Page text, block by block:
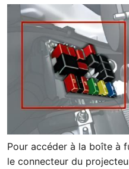
Pour accéder à la boîte à
le connecteur du